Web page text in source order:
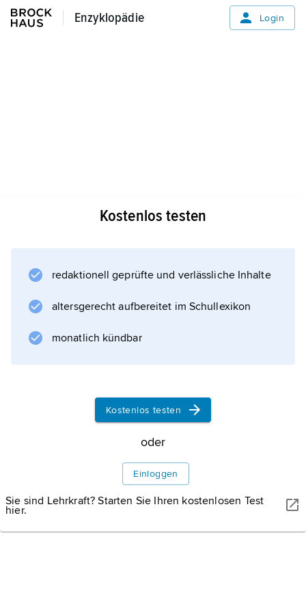
Enzyklopädie
Enzyklopädie Login
Kostenlos testen
redaktionell geprüfte und verlässliche Inhalte
altersgerecht aufbereitet im Schullexikon
monatlich kündbar
Kostenlos testen
oder
Einloggen
Sie sind Lehrkraft? Starten Sie Ihren kostenlosen Test
hier.